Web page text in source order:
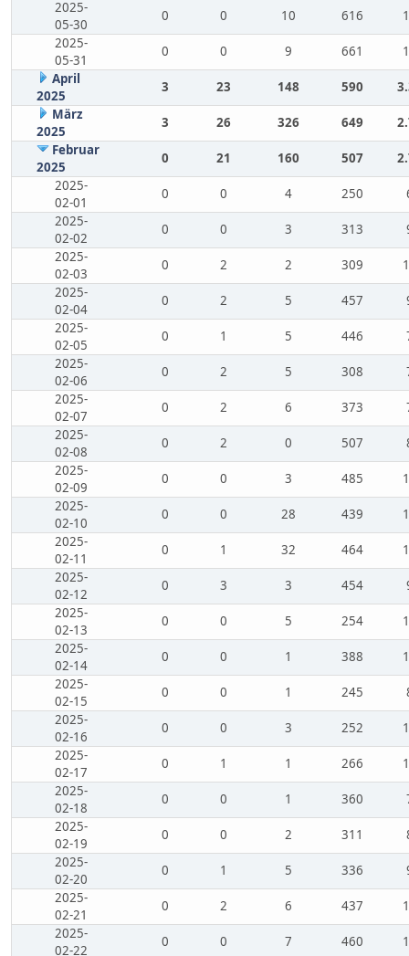
2025-
05-30
0 0 10 616
2025-
05-31
0 0 9 661
April
2025
3 23 148 590
März
2025
3 26 326 649
Februar
2025
0 21 160 507
2025-
02-01
0 0 4 250
2025-
02-02
0 0 3 313
2025-
02-03
0 2 2 309
2025-
02-04
0 2 5 457
2025-
02-05
0 1 5 446
2025-
02-06
0 2 5 308
2025-
02-07
0 2 6 373
2025-
02-08
0 2 0 507
2025-
02-09
0 0 3 485
2025-
02-10
0 0 28 439
2025-
02-11
0 1 32 464
2025-
02-12
0 3 3 454
2025-
02-13
0 0 5 254
2025-
02-14
0 0 1 388
2025-
02-15
0 0 1 245
2025-
02-16
0 0 3 252
2025-
02-17
0 1 1 266
2025-
02-18
0 0 1 360
2025-
02-19
0 0 2 311
2025-
02-20
0 1 5 336
2025-
02-21
0 2 6 437
2025-
02-22
0 0 7 460